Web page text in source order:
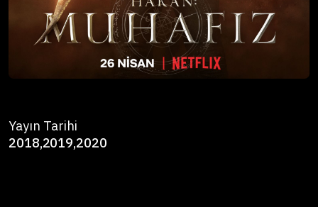
Yayın Tarihi
2018,2019,2020